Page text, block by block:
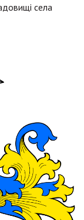
села